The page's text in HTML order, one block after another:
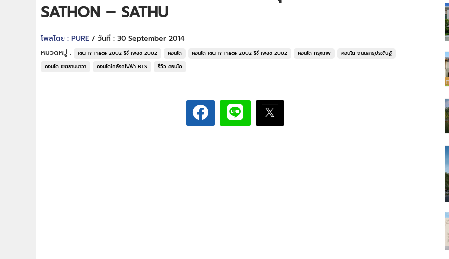
SATHON – SATHU
โพสโดย : PURE / วันที่ : 30 September 2014
หมวดหมู่ :
RICHY Place 2002 ริชี่ เพลซ 2002 คอนโด คอนโด RICHY Place 2002 ริชี่ เพลซ 2002 คอนโด กรุงเทพ
คอนโด ถนนสาธุประดิษฐ์
คอนโด เขตยานนาวา
คอนโดใกล้รถไฟฟ้า BTS รีวิว คอนโด